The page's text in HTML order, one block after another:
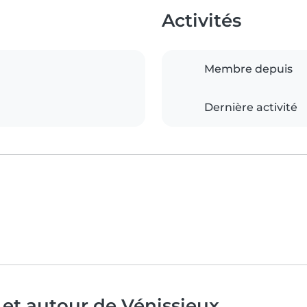
Activités
Membre depuis
Dernière activité